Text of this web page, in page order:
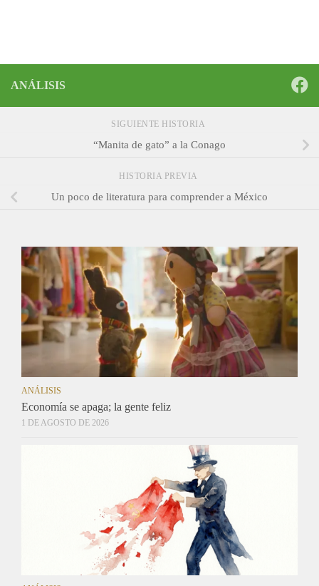
ANÁLISIS
SIGUIENTE HISTORIA
“Manita de gato” a la Conago
HISTORIA PREVIA
Un poco de literatura para comprender a México
ANÁLISIS
Economía se apaga; la gente feliz
1 DE AGOSTO DE 2026